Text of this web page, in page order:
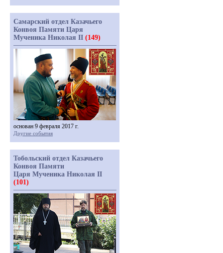
Самарский отдел Казачьего
Конвоя Памяти Царя
Мученика Николая II (149)
основан 9 февраля 2017 г.
Другие события
Тобольский отдел Казачьего
Конвоя Памяти
Царя Мученика Николая II
(101)